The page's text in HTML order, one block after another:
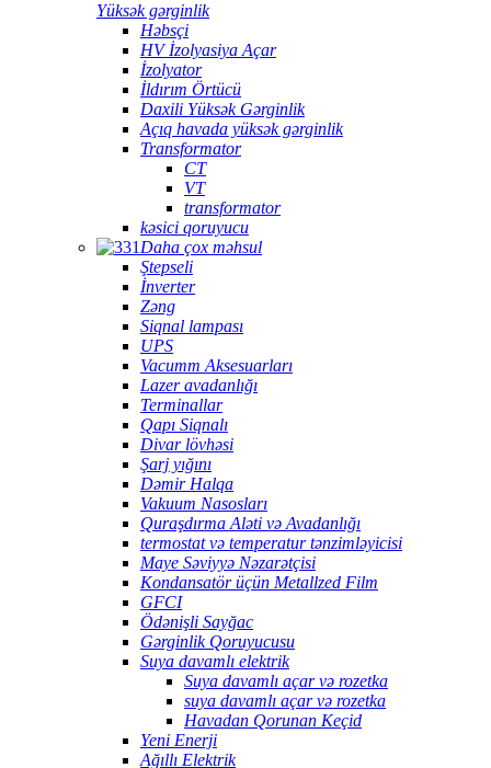
Yüksək gərginlik
Həbsçi
HV İzolyasiya Açar
İzolyator
İldırım Örtücü
Daxili Yüksək Gərginlik
Açıq havada yüksək gərginlik
Transformator
CT
VT
transformator
kəsici qoruyucu
Daha çox məhsul
Ştepseli
İnverter
Zəng
Siqnal lampası
UPS
Vacumm Aksesuarları
Lazer avadanlığı
Terminallar
Qapı Siqnalı
Divar lövhəsi
Şarj yığını
Dəmir Halqa
Vakuum Nasosları
Quraşdırma Aləti və Avadanlığı
termostat və temperatur tənzimləyicisi
Maye Səviyyə Nəzarətçisi
Kondansatör üçün Metallzed Film
GFCI
Ödənişli Sayğac
Gərginlik Qoruyucusu
Suya davamlı elektrik
Suya davamlı açar və rozetka
suya davamlı açar və rozetka
Havadan Qorunan Keçid
Yeni Enerji
Ağıllı Elektrik